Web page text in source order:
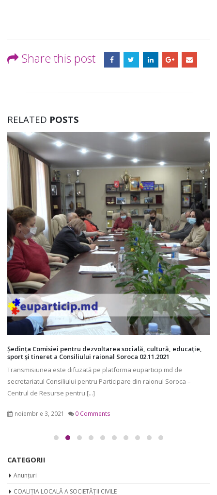
Share this post
RELATED POSTS
Ședința Comisiei pentru dezvoltarea socială, cultură, educație,
sport și tineret a Consiliului raional Soroca 02.11.2021
Transmisiunea este difuzată pe platforma euparticip.md de
secretariatul Consiliului pentru Participare din raionul Soroca –
Centrul de Resurse pentru [...]
noiembrie 3, 2021 0 Comments
CATEGORII
Anunțuri
COALIȚIA LOCALĂ A SOCIETĂȚII CIVILE